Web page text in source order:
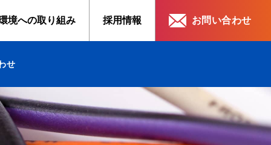
せ
SDGsへの取り組み
境への取り組み
境関連認証 採用情報 お問い合わせ